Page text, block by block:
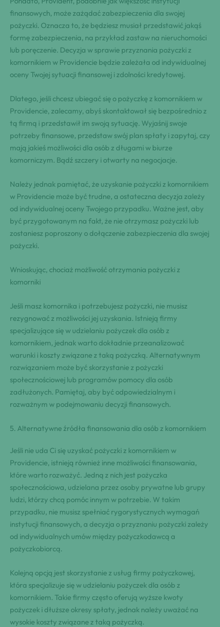
⁢finansowych, może zażądać zabezpieczenia ‌dla swojej⁤
pożyczki.​ Oznacza to, że będziesz musiał przedstawić⁣ jakąś
formę zabezpieczenia,⁣ na przykład⁤ zastaw⁢ ⁤na nieruchomości
lub poręczenie. Decyzja w sprawie przyznania​ pożyczki z
komornikiem w Providencie będzie zależała ‌od indywidualnej
oceny Twojej‍ sytuacji⁢ finansowej i zdolności kredytowej.
Dlatego, jeśli chcesz ubiegać⁣ się o pożyczkę z komornikiem w⁤
Providencie, zalecamy, ⁣abyś⁢ skontaktował​ się bezpośrednio⁤ z‌‌
tą ⁢firmą i​ przedstawił im ​swoją sytuację. Wyjaśnij swoje
potrzeby finansowe, przedstaw swój ⁣plan⁣ ⁢spłaty i zapytaj, ‍czy
mają jakieś możliwości dla osób⁣ z długami w biurze
komorniczym. Bądź ⁣szczery ⁤i otwarty na ‌negocjacje.
Należy jednak pamiętać, że uzyskanie pożyczki z komornikiem
w Providencie może być trudne, a⁢ ostateczna ‍decyzja zależy⁣
od indywidualnej oceny Twojego przypadku. Ważne jest, aby
⁢być przygotowanym na fakt, że⁣ nie⁣ otrzymasz pożyczki lub
zostaniesz poproszony o dołączenie‍ ‌zabezpieczenia ‍dla swojej⁢
pożyczki.
Wnioskując, chociaż możliwość ⁤otrzymania pożyczki z⁤
komorniki
Jeśli masz komornika i potrzebujesz pożyczki, nie musisz
rezygnować z możliwości jej uzyskania. Istnieją firmy
specjalizujące się w udzielaniu pożyczek dla osób z
komornikiem, jednak warto dokładnie przeanalizować
warunki i koszty związane z taką pożyczką. Alternatywnym
rozwiązaniem może być skorzystanie z pożyczki
społecznościowej lub programów pomocy dla osób
zadłużonych. Pamiętaj, aby być odpowiedzialnym i
rozważnym w podejmowaniu decyzji finansowych.
5. Alternatywne źródła finansowania dla osób z komornikiem
Jeśli nie uda Ci się uzyskać pożyczki z komornikiem w
Providencie, istnieją również inne możliwości finansowania,
które warto rozważyć. Jedną z nich jest pożyczka
społecznościowa, udzielana przez osoby prywatne lub grupy
ludzi, którzy chcą pomóc innym w potrzebie. W takim
przypadku, nie musisz spełniać rygorystycznych wymagań
instytucji finansowych, a decyzja o przyznaniu pożyczki zależy
od indywidualnych umów między pożyczkodawcą a
pożyczkobiorcą.
Kolejną opcją jest skorzystanie z usług firmy pożyczkowej,
która specjalizuje się w udzielaniu pożyczek dla osób z
komornikiem. Takie firmy często oferują wyższe kwoty
pożyczek i dłuższe okresy spłaty, jednak należy uważać na
wysokie koszty związane z taką pożyczką.